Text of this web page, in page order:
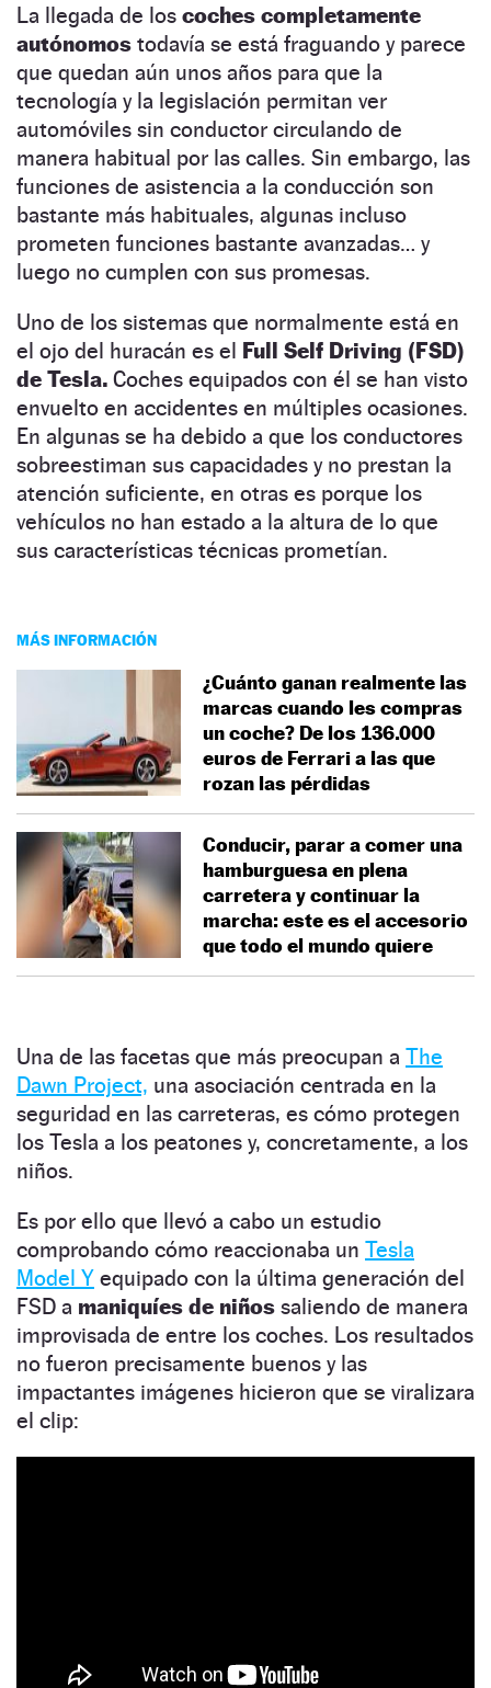
La llegada de los coches completamente
autónomos todavía se está fraguando y parece
que quedan aún unos años para que la
tecnología y la legislación permitan ver
automóviles sin conductor circulando de
manera habitual por las calles. Sin embargo, las
funciones de asistencia a la conducción son
bastante más habituales, algunas incluso
prometen funciones bastante avanzadas… y
luego no cumplen con sus promesas.
Uno de los sistemas que normalmente está en
el ojo del huracán es el Full Self Driving (FSD)
de Tesla. Coches equipados con él se han visto
envuelto en accidentes en múltiples ocasiones.
En algunas se ha debido a que los conductores
sobreestiman sus capacidades y no prestan la
atención suficiente, en otras es porque los
vehículos no han estado a la altura de lo que
sus características técnicas prometían.
MÁS INFORMACIÓN
¿Cuánto ganan realmente las
marcas cuando les compras
un coche? De los 136.000
euros de Ferrari a las que
rozan las pérdidas
Conducir, parar a comer una
hamburguesa en plena
carretera y continuar la
marcha: este es el accesorio
que todo el mundo quiere
Una de las facetas que más preocupan a The
Dawn Project, una asociación centrada en la
seguridad en las carreteras, es cómo protegen
los Tesla a los peatones y, concretamente, a los
niños.
Es por ello que llevó a cabo un estudio
comprobando cómo reaccionaba un Tesla
Model Y equipado con la última generación del
FSD a maniquíes de niños saliendo de manera
improvisada de entre los coches. Los resultados
no fueron precisamente buenos y las
impactantes imágenes hicieron que se viralizara
el clip: